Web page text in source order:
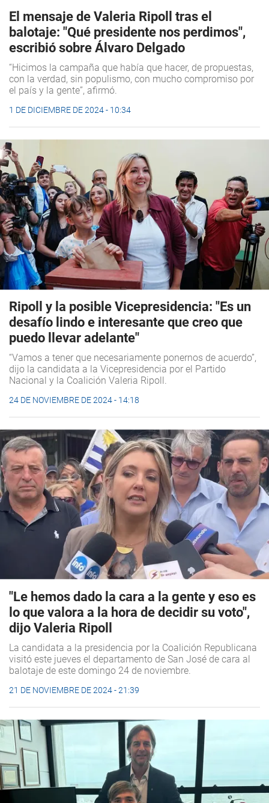
El mensaje de Valeria Ripoll tras el
balotaje: "Qué presidente nos perdimos",
escribió sobre Álvaro Delgado
“Hicimos la campaña que había que hacer, de propuestas,
con la verdad, sin populismo, con mucho compromiso por
el país y la gente”, afirmó.
1 DE DICIEMBRE DE 2024 - 10:34
Ripoll y la posible Vicepresidencia: "Es un
desafío lindo e interesante que creo que
puedo llevar adelante"
“Vamos a tener que necesariamente ponernos de acuerdo”,
dijo la candidata a la Vicepresidencia por el Partido
Nacional y la Coalición Valeria Ripoll.
24 DE NOVIEMBRE DE 2024 - 14:18
"Le hemos dado la cara a la gente y eso es
lo que valora a la hora de decidir su voto",
dijo Valeria Ripoll
La candidata a la presidencia por la Coalición Republicana
visitó este jueves el departamento de San José de cara al
balotaje de este domingo 24 de noviembre.
21 DE NOVIEMBRE DE 2024 - 21:39